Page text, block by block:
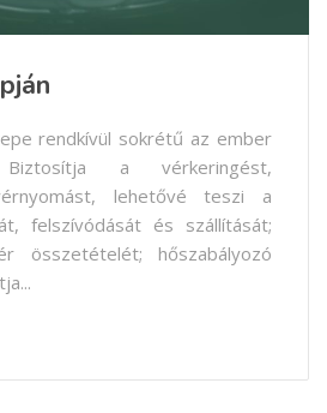
rendkívül sokrétű az ember
Biztosítja a vérkeringést,
lehetővé teszi a
felszívódását és szállítását;
összetételét; hőszabályozó